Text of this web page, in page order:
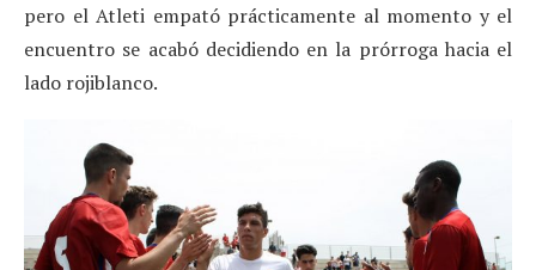
pero el Atleti empató prácticamente al momento y el
encuentro se acabó decidiendo en la prórroga hacia el
lado rojiblanco.